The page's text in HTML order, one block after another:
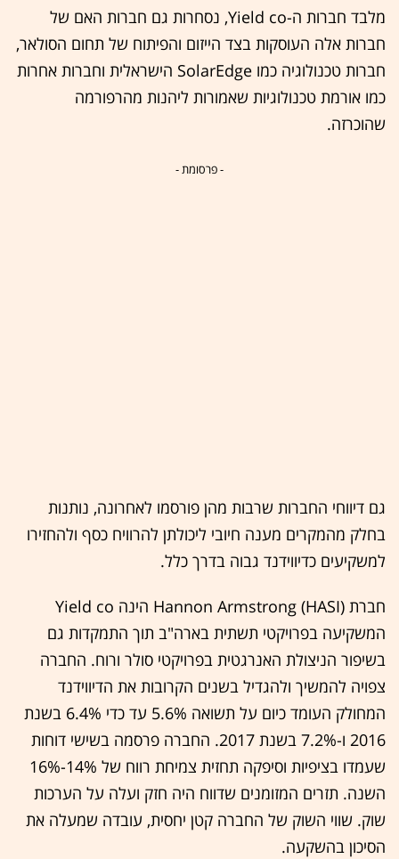
מלבד חברות ה-Yield co, נסחרות גם חברות האם של
חברות אלה העוסקות בצד הייזום והפיתוח של תחום הסולאר,
חברות טכנולוגיה כמו SolarEdge הישראלית וחברות אחרות
כמו אורמת טכנולוגיות שאמורות ליהנות מהרפורמה
שהוכרזה.
- פרסומת -
גם דיווחי החברות שרבות מהן פורסמו לאחרונה, נותנות
בחלק מהמקרים מענה חיובי ליכולתן להרוויח כסף ולהחזירו
למשקיעים כדיווידנד גבוה בדרך כלל.
חברת Hannon Armstrong (HASI) הינה Yield co
המשקיעה בפרויקטי תשתית בארה"ב תוך התמקדות גם
בשיפור הניצולת האנרגטית בפרויקטי סולר ורוח. החברה
צפויה להמשיך ולהגדיל בשנים הקרובות את הדיווידנד
המחולק העומד כיום על תשואה 5.6% עד כדי 6.4% בשנת
2016 ו-7.2% בשנת 2017. החברה פרסמה בשישי דוחות
שעמדו בציפיות וסיפקה תחזית צמיחת רווח של 14%-16%
השנה. תזרים המזומנים שדווח היה חזק ועלה על הערכות
שוק. שווי השוק של החברה קטן יחסית, עובדה שמעלה את
הסיכון בהשקעה.